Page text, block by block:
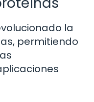
la
permitiendo